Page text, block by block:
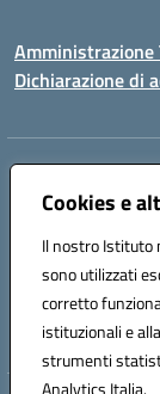
Cookies e
Il nostro Istituto
sono utilizzati
corretto
istituzionali e
strumenti
Analytics Italia.
Amministrazione
Dichiarazione di
Centralino:
Posta elettronica
Codice fiscale:
Codice
VIA CESARÒ, 36 -
Telefono: